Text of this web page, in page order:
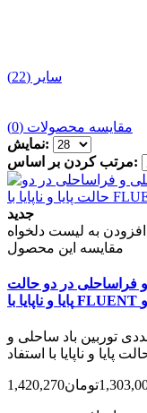
سایر (22)
مقایسه محصولات (0)
نمایش:
مرتب کردن بر اساس:
جدید
افزودن به لیست دلخواه
مقایسه این محصول
فراساحلی در دو حالت
توربین باد ساحلی و